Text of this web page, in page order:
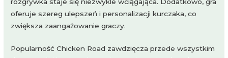
oferuje szereg ulepszeń i personalizacji kurczaka, co
zwiększa zaangażowanie graczy.
Popularność Chicken Road zawdzięcza przede wszystkim